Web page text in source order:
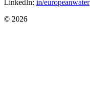
LinkedIn: in/europeanwater
© 2026